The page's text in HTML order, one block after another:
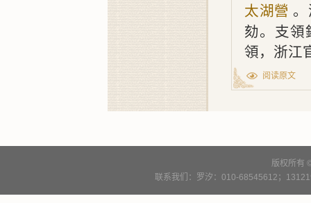
太湖營
劾。支領
領，浙江
阅读原文
版权所有
联系我们：罗汐：010-68545612；